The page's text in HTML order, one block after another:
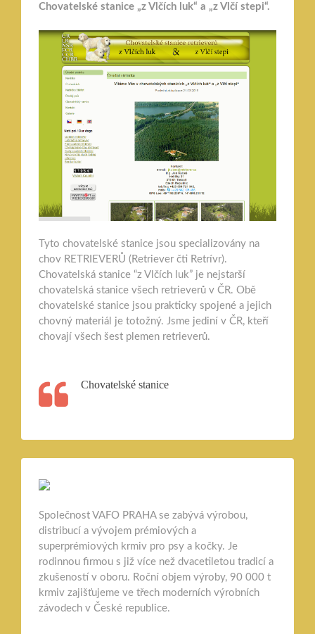
Chovatelské stanice „z Vlčích luk“ a „z Vlčí stepi“.
Tyto chovatelské stanice jsou specializovány na
chov RETRIEVERŮ (Retriever čti Retrívr).
Chovatelská stanice “z Vlčích luk” je nejstarší
chovatelská stanice všech retrieverů v ČR. Obě
chovatelské stanice jsou prakticky spojené a jejich
chovný materiál je totožný. Jsme jediní v ČR, kteří
chovají všech šest plemen retrieverů.
Chovatelské stanice
Společnost VAFO PRAHA se zabývá výrobou,
distribucí a vývojem prémiových a
superprémiových krmiv pro psy a kočky. Je
rodinnou firmou s již více než dvacetiletou tradicí a
zkušeností v oboru. Roční objem výroby, 90 000 t
krmiv zajišťujeme ve třech moderních výrobních
závodech v České republice.